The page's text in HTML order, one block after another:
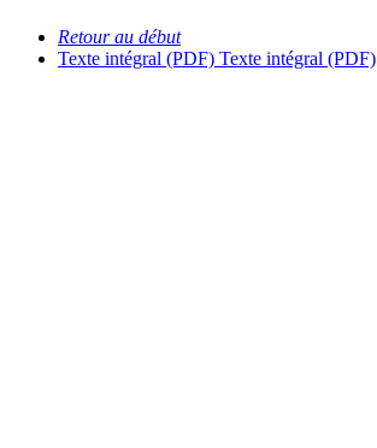
Retour au début
Texte intégral (PDF) Texte intégral (PDF)